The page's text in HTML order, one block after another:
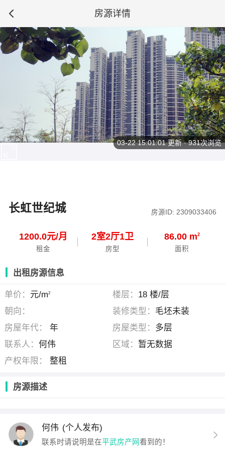
房源详情
长虹世纪城 房源ID: 2309033406
1200.0元/月
租金
2室2厅1卫
房型
86.00 m2
面积
03-22 15:01:01更新 · 931次浏览
出租房源信息
单价： 元/m2 楼层： 18 楼/层
朝向：
装修类型： 毛坯未装
房屋年代：
年 房屋类型： 多层
联系人：何伟 区域： 暂无数据
产权年限：
整租
房源描述
何伟 (个人发布)
联系时请说明是在平武房产网看到的！